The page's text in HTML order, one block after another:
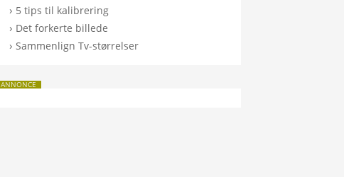
› 5 tips til kalibrering
› Det forkerte billede
›Sammenlign Tv-størrelser
ANNONCE